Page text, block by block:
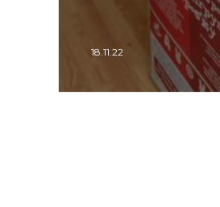
18.11.22